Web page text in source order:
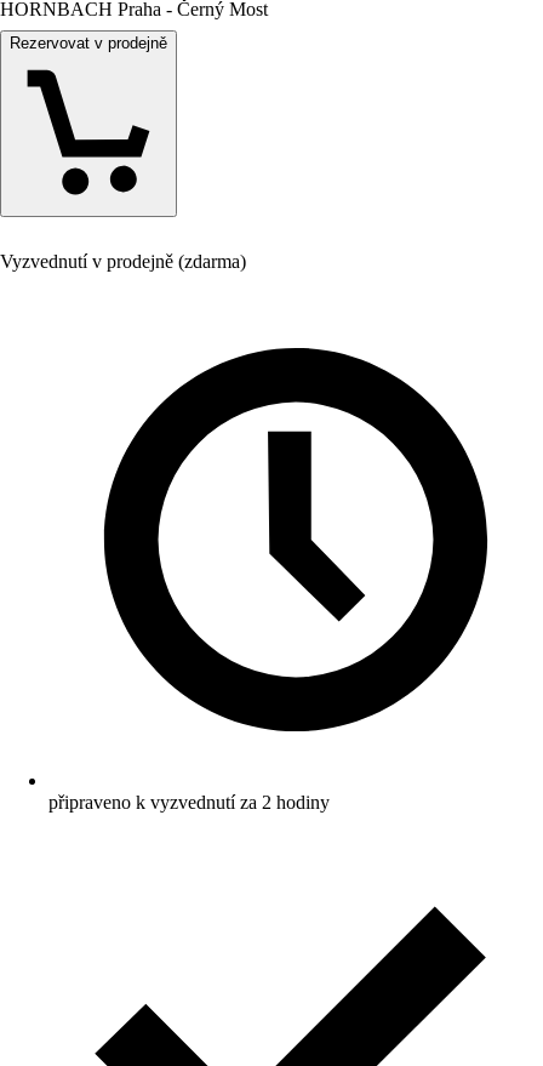
HORNBACH Praha - Černý Most
Rezervovat v prodejně
Vyzvednutí v prodejně (zdarma)
připraveno k vyzvednutí za 2 hodiny